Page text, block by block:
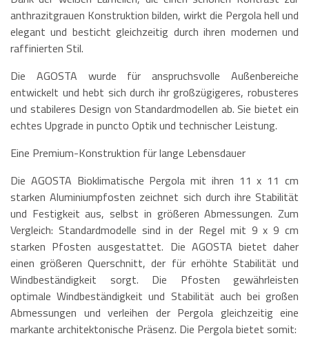
anthrazitgrauen Konstruktion bilden, wirkt die Pergola hell und
elegant und besticht gleichzeitig durch ihren modernen und
raffinierten Stil.
Die AGOSTA wurde für anspruchsvolle Außenbereiche
entwickelt und hebt sich durch ihr großzügigeres, robusteres
und stabileres Design von Standardmodellen ab. Sie bietet ein
echtes Upgrade in puncto Optik und technischer Leistung.
Eine Premium-Konstruktion für lange Lebensdauer
Die AGOSTA Bioklimatische Pergola mit ihren 11 x 11 cm
starken Aluminiumpfosten zeichnet sich durch ihre Stabilität
und Festigkeit aus, selbst in größeren Abmessungen. Zum
Vergleich: Standardmodelle sind in der Regel mit 9 x 9 cm
starken Pfosten ausgestattet. Die AGOSTA bietet daher
einen größeren Querschnitt, der für erhöhte Stabilität und
Windbeständigkeit sorgt. Die Pfosten gewährleisten
optimale Windbeständigkeit und Stabilität auch bei großen
Abmessungen und verleihen der Pergola gleichzeitig eine
markante architektonische Präsenz. Die Pergola bietet somit: